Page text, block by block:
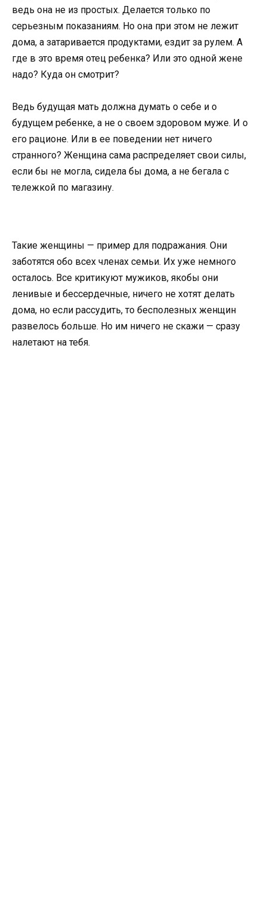
ведь она не из простых. Делается только по
серьезным показаниям. Но она при этом не лежит
дома, а затаривается продуктами, ездит за рулем. А
где в это время отец ребенка? Или это одной жене
надо? Куда он смотрит?
Ведь будущая мать должна думать о себе и о
будущем ребенке, а не о своем здоровом муже. И о
его рационе. Или в ее поведении нет ничего
странного? Женщина сама распределяет свои силы,
если бы не могла, сидела бы дома, а не бегала с
тележкой по магазину.
Такие женщины — пример для подражания. Они
заботятся обо всех членах семьи. Их уже немного
осталось. Все критикуют мужиков, якобы они
ленивые и бессердечные, ничего не хотят делать
дома, но если рассудить, то бесполезных женщин
развелось больше. Но им ничего не скажи — сразу
налетают на тебя.